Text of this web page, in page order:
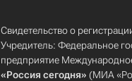
Свидетельство о
Учредитель: Федеральное
предприятие
«Россия сегодня» (МИА